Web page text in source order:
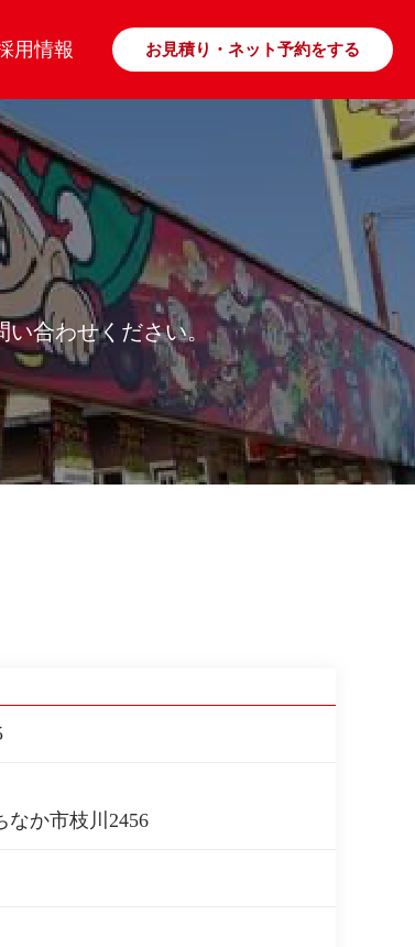
用情報 お見積り・ネット予約をする
い合わせください。
なか市枝川2456